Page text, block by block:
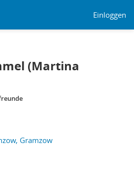
Einloggen
(Martina
Gramzow